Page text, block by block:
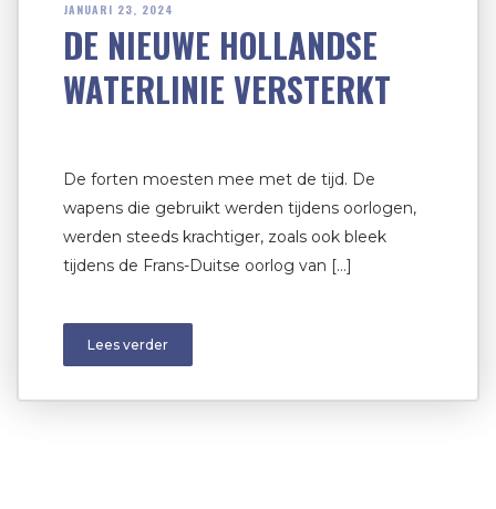
JANUARI 23, 2024
DE NIEUWE HOLLANDSE
WATERLINIE VERSTERKT
De forten moesten mee met de tijd. De
wapens die gebruikt werden tijdens oorlogen,
werden steeds krachtiger, zoals ook bleek
tijdens de Frans-Duitse oorlog van […]
Lees verder